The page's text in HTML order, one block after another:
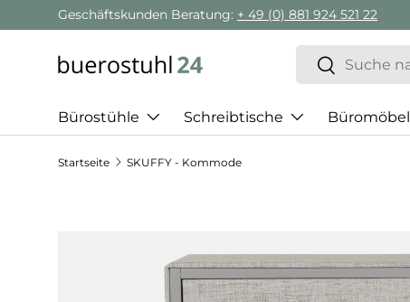
Direkt zum Inhalt
Geschäftskunden Beratung: + 49 (0) 881 924 521 22
Suchen
Suchen
Bürostühle Schreibtische Büromöbel
Startseite SKUFFY - Kommode
Zu Produktinformationen springen